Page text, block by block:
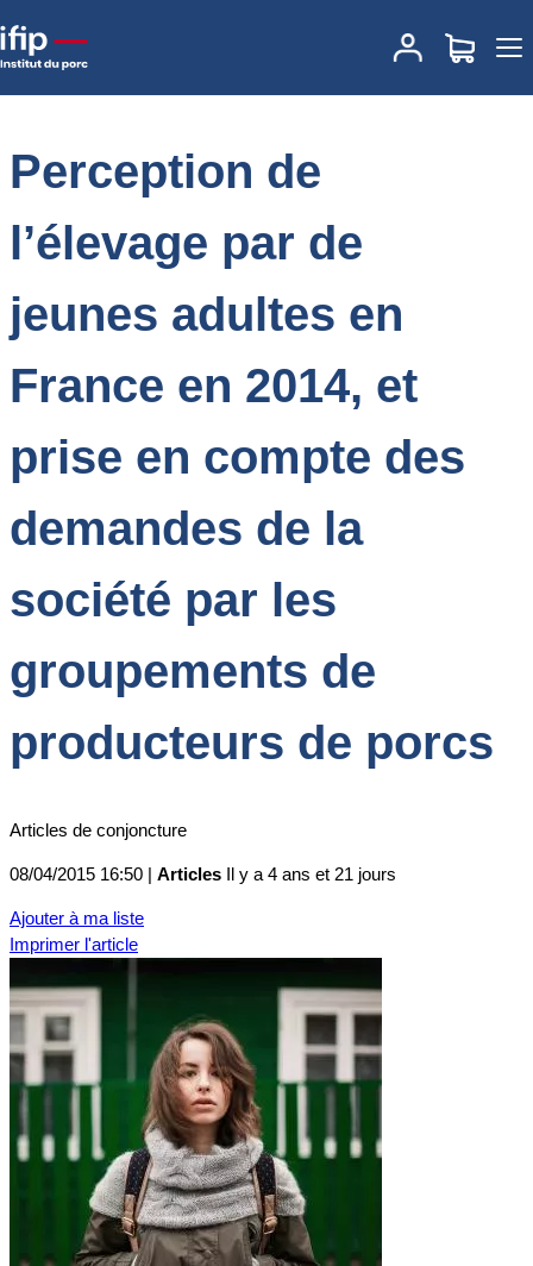
Accueil
Perception de l’élevage par de jeunes adultes
en France en 2014, et prise en compte des demandes de la
Perception de
l’élevage par de
jeunes adultes en
France en 2014, et
prise en compte des
demandes de la
société par les
groupements de
producteurs de porcs
Articles de conjoncture
08/04/2015 16:50 | Articles Il y a 4 ans et 21 jours
Ajouter à ma liste
Imprimer l'article